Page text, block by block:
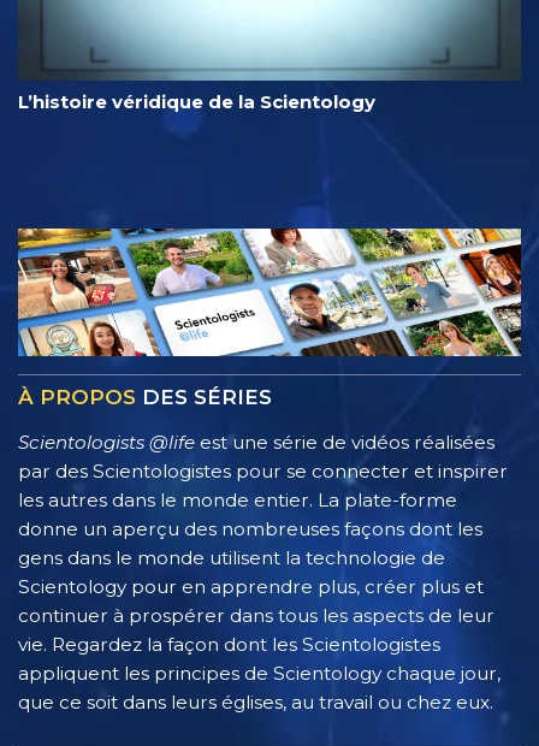
L’histoire véridique de la Scientology
À PROPOS DES SÉRIES
Scientologists @life est une série de vidéos réalisées
par des Scientologistes pour se connecter et inspirer
les autres dans le monde entier. La plate-forme
donne un aperçu des nombreuses façons dont les
gens dans le monde utilisent la technologie de
Scientology pour en apprendre plus, créer plus et
continuer à prospérer dans tous les aspects de leur
vie. Regardez la façon dont les Scientologistes
appliquent les principes de Scientology chaque jour,
que ce soit dans leurs églises, au travail ou chez eux.